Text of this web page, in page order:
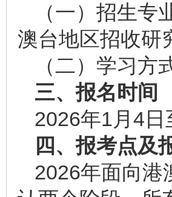
（一）招生
澳台地区招收研
（二）学习方
三、报名时间
2026年1月4
四、报考点及
2026年面向港